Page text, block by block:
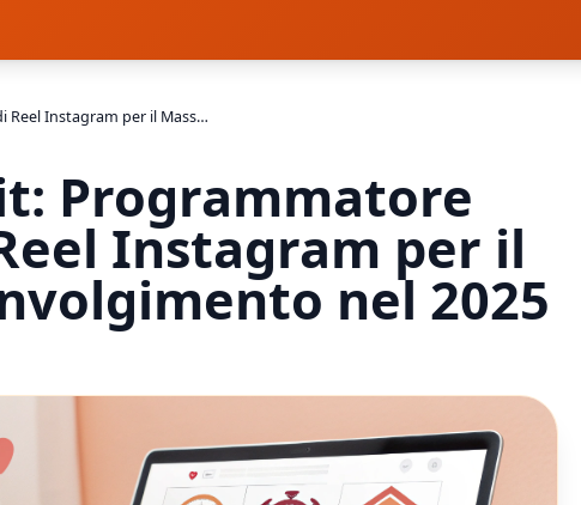
Italiano - it: Programmatore Gratuito di Reel Instagram per il Massimo Coinvolgimento nel 2025
Programmatore
Instagram per il
nel 2025